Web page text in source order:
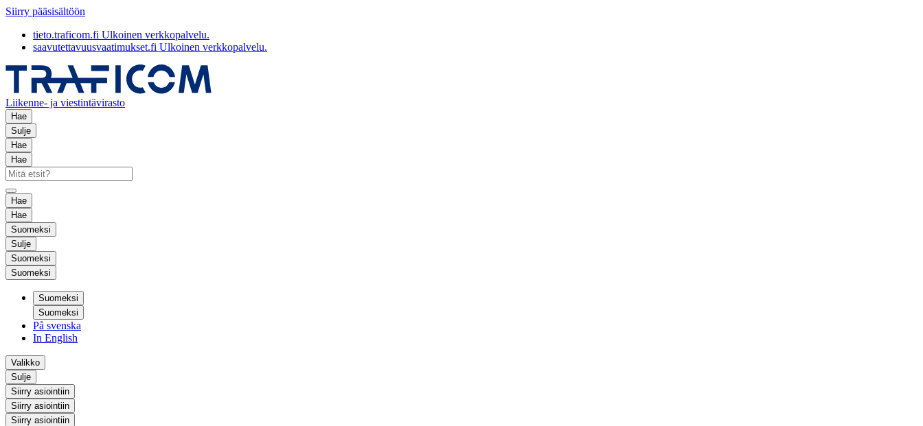
Siirry pääsisältöön
tieto.traficom.fi Ulkoinen verkkopalvelu.
saavutettavuusvaatimukset.fi Ulkoinen verkkopalvelu.
Liikenne- ja viestintävirasto
Hae
Sulje
Hae
Hae
Hae
Hae
Suomeksi
Sulje
Suomeksi
Suomeksi
Suomeksi
Suomeksi
På svenska
In English
Valikko
Sulje
Siirry asiointiin
Siirry asiointiin
Siirry asiointiin